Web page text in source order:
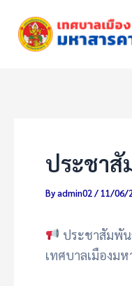
content
ประชาสั
Byadmin02/ 11/06/
ประชาสัมพั
เทศบาลเมืองม